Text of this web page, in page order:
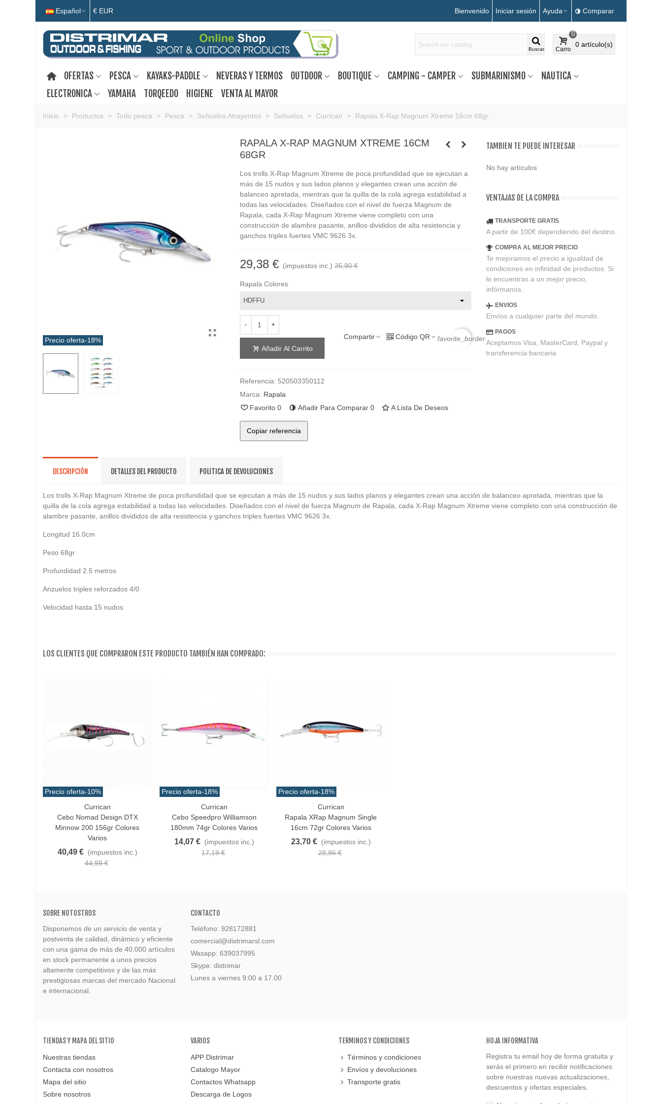
Español € EUR Bienvenido Iniciar sesión Ayuda Comparar
Buscar Carro
0
0 artículo(s)
OFERTAS PESCA KAYAKS-PADDLE NEVERAS Y TERMOS OUTDOOR BOUTIQUE CAMPING - CAMPER SUBMARINISMO
NAUTICA
ELECTRONICA
YAMAHA TORQEEDO HIGIENE VENTA AL MAYOR
Inicio > Productos > Todo pesca > Pesca > Señuelos Atrayentes > Señuelos > Currican > Rapala X-Rap Magnum Xtreme 16cm 68gr
Precio oferta-18%
RAPALA X-RAP MAGNUM XTREME 16CM
68GR
Los trolls X-Rap Magnum Xtreme de poca profundidad que se ejecutan a
más de 15 nudos y sus lados planos y elegantes crean una acción de
balanceo apretada, mientras que la quilla de la cola agrega estabilidad a
todas las velocidades. Diseñados con el nivel de fuerza Magnum de
Rapala, cada X-Rap Magnum Xtreme viene completo con una
construcción de alambre pasante, anillos divididos de alta resistencia y
ganchos triples fuertes VMC 9626 3x.
29,38 € (impuestos inc.) 35,90 €
Rapala Colores
- +
Añadir Al Carrito
Compartir Código QR favorite_border
Referencia: 520503350112
Marca: Rapala
Favorito 0 Añadir Para Comparar 0 A Lista De Deseos
Copiar referencia
TAMBIEN TE PUEDE INTERESAR
No hay artículos
VENTAJAS DE LA COMPRA
TRANSPORTE GRATIS
A partir de 100€ dependiendo del destino.
COMPRA AL MEJOR PRECIO
Te mejoramos el precio a igualdad de
condiciones en infinidad de productos. Si
lo encuentras a un mejor precio,
infórmanos.
ENVIOS
Envíos a cualquier parte del mundo.
PAGOS
Aceptamos Visa, MasterCard, Paypal y
transferencia bancaria
DESCRIPCIÓN DETALLES DEL PRODUCTO POLITICA DE DEVOLUCIONES
Los trolls X-Rap Magnum Xtreme de poca profundidad que se ejecutan a más de 15 nudos y sus lados planos y elegantes crean una acción de balanceo apretada, mientras que la
quilla de la cola agrega estabilidad a todas las velocidades. Diseñados con el nivel de fuerza Magnum de Rapala, cada X-Rap Magnum Xtreme viene completo con una construcción de
alambre pasante, anillos divididos de alta resistencia y ganchos triples fuertes VMC 9626 3x.
Longitud 16.0cm
Peso 68gr
Profundidad 2.5 metros
Anzuelos triples reforzados 4/0
Velocidad hasta 15 nudos
LOS CLIENTES QUE COMPRARON ESTE PRODUCTO TAMBIÉN HAN COMPRADO:
Precio oferta-10%
FavoritoCurrican
Cebo Nomad Design DTX
Minnow 200 156gr Colores
Varios
40,49 € (impuestos inc.)
44,99 €
Precio oferta-18%
FavoritoCurrican
Cebo Speedpro Williamson
180mm 74gr Colores Varios
14,07 € (impuestos inc.)
17,19 €
Precio oferta-18%
FavoritoCurrican
Rapala XRap Magnum Single
16cm 72gr Colores Varios
23,70 € (impuestos inc.)
28,96 €
SOBRE NOTOSTROS
Disponemos de un servicio de venta y
postventa de calidad, dinámico y eficiente
con una gama de más de 40.000 artículos
en stock permanente a unos precios
altamente competitivos y de las más
prestigiosas marcas del mercado Nacional
e internacional.
CONTACTO
Teléfono: 928172881
comercial@distrimarsl.com
Wasapp: 639037995
Skype: distrimar
Lunes a viernes 9:00 a 17.00
TIENDAS Y MAPA DEL SITIO
Nuestras tiendas
Contacta con nosotros
Mapa del sitio
Sobre nosotros
VARIOS
APP Distrimar
Catalogo Mayor
Contactos Whatsapp
Descarga de Logos
TERMINOS Y CONDICIONES
Términos y condiciones
Envíos y devoluciones
Transporte gratis
HOJA INFORMATIVA
Registra tu email hoy de forma gratuita y
serás el primero en recibir notificaciones
sobre nuestras nuevas actualizaciones,
descuentos y ofertas especiales.